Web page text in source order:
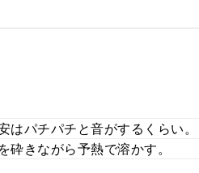
パチパチと音がするくらい。
きながら予熱で溶かす。